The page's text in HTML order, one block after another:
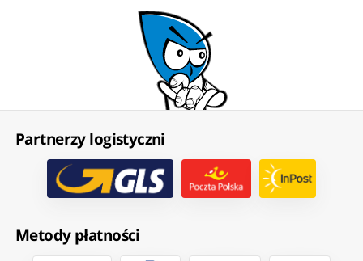
Partnerzy logistyczni
Metody płatności